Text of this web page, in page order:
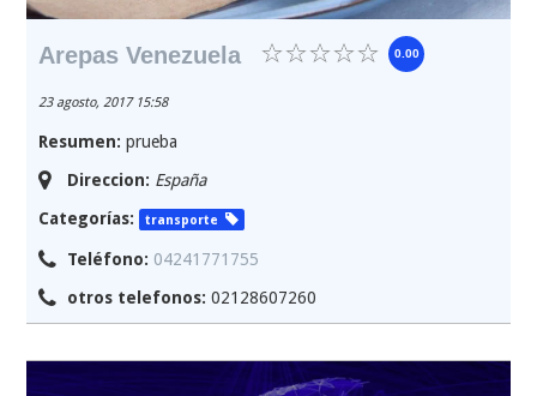
Arepas Venezuela 0.00
23 agosto, 2017 15:58
Resumen: prueba
Direccion: España
Categorías:
transporte
Teléfono: 04241771755
otros telefonos: 02128607260